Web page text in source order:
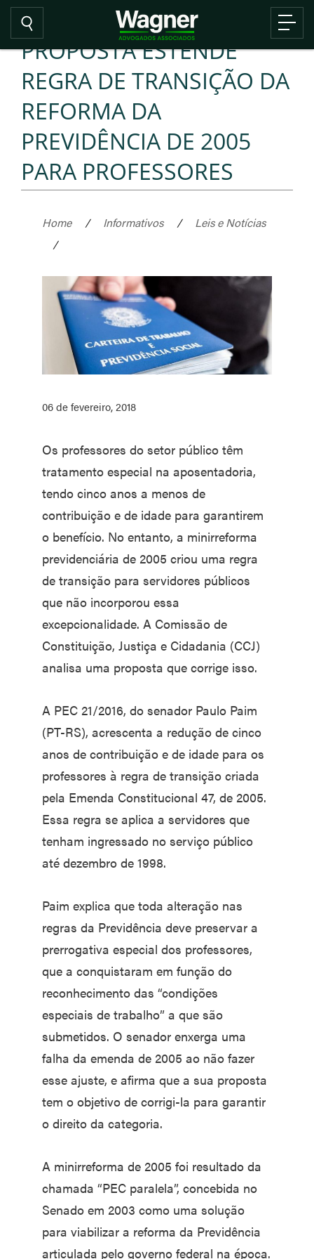
PROPOSTA ESTENDE
REGRA DE TRANSIÇÃO DA
REFORMA DA
PREVIDÊNCIA DE 2005
PARA PROFESSORES
Home / Informativos /
Leis e Notícias
/
06 de fevereiro, 2018
Os professores do setor público têm
tratamento especial na aposentadoria,
tendo cinco anos a menos de
contribuição e de idade para garantirem
o benefício. No entanto, a minirreforma
previdenciária de 2005 criou uma regra
de transição para servidores públicos
que não incorporou essa
excepcionalidade. A Comissão de
Constituição, Justiça e Cidadania (CCJ)
analisa uma proposta que corrige isso.
A PEC 21/2016, do senador Paulo Paim
(PT-RS), acrescenta a redução de cinco
anos de contribuição e de idade para os
professores à regra de transição criada
pela Emenda Constitucional 47, de 2005.
Essa regra se aplica a servidores que
tenham ingressado no serviço público
até dezembro de 1998.
Paim explica que toda alteração nas
regras da Previdência deve preservar a
prerrogativa especial dos professores,
que a conquistaram em função do
reconhecimento das “condições
especiais de trabalho” a que são
submetidos. O senador enxerga uma
falha da emenda de 2005 ao não fazer
esse ajuste, e afirma que a sua proposta
tem o objetivo de corrigi-la para garantir
o direito da categoria.
A minirreforma de 2005 foi resultado da
chamada “PEC paralela”, concebida no
Senado em 2003 como uma solução
para viabilizar a reforma da Previdência
articulada pelo governo federal na época.